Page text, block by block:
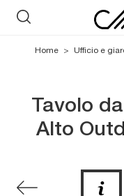
Home > Ufficio e
Tavolo
Alto